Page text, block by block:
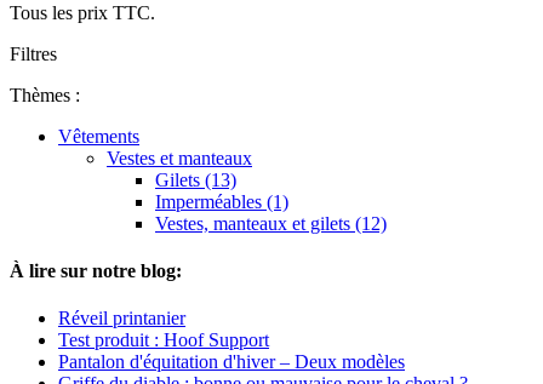
Tous les prix TTC.
Filtres
Thèmes :
Vêtements
Vestes et manteaux
Gilets (13)
Imperméables (1)
Vestes, manteaux et gilets (12)
À lire sur notre blog:
Réveil printanier
Test produit : Hoof Support
Pantalon d'équitation d'hiver – Deux modèles